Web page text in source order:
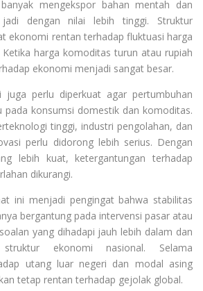
mengekspor bahan mentah dan
dengan nilai lebih tinggi. Struktur
ekonomi rentan terhadap fluktuasi harga
harga komoditas turun atau rupiah
ekonomi menjadi sangat besar.
juga perlu diperkuat agar pertumbuhan
pada konsumsi domestik dan komoditas.
tinggi, industri pengolahan, dan
perlu didorong lebih serius. Dengan
lebih kuat, ketergantungan terhadap
dikurangi.
ini menjadi pengingat bahwa stabilitas
bergantung pada intervensi pasar atau
yang dihadapi jauh lebih dalam dan
ekonomi nasional. Selama
utang luar negeri dan modal asing
tetap rentan terhadap gejolak global.